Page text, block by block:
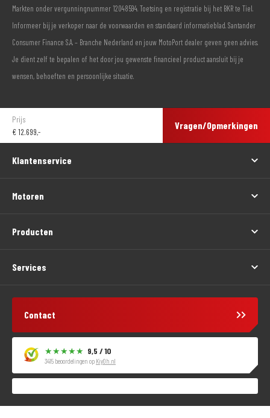
Markten onder vergunningnummer 12048594. Toetsing en registratie bij het BKR te Tiel.
Informeer bij je verkoper naar de voorwaarden en standaard informatieblad. Santander
Consumer Finance S.A. – Branche Nederland en jouw MotoPort dealer geven geen advies.
Je dient zelf te bepalen of het door jou gewenste financieel product aansluit bij je
wensen, behoeften en persoonlijke situatie.
Prijs
€12.699,-
Vragen/Opmerkingen
Klantenservice
Motoren
Producten
Services
Contact
9,5 / 10
3415 beoordelingen op KiyOh.nl